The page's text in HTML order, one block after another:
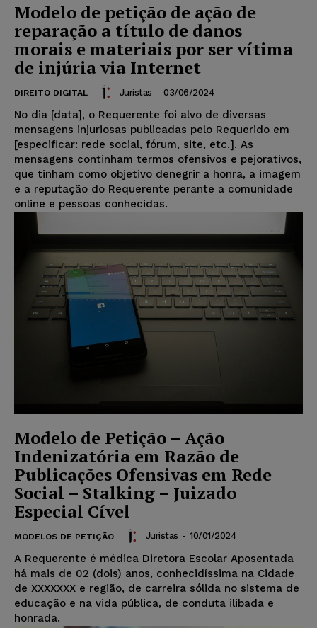
Modelo de petição de ação de
reparação a título de danos
morais e materiais por ser vítima
de injúria via Internet
DIREITO DIGITAL Juristas - 03/06/2024
No dia [data], o Requerente foi alvo de diversas
mensagens injuriosas publicadas pelo Requerido em
[especificar: rede social, fórum, site, etc.]. As
mensagens continham termos ofensivos e pejorativos,
que tinham como objetivo denegrir a honra, a imagem
e a reputação do Requerente perante a comunidade
online e pessoas conhecidas.
Modelo de Petição – Ação
Indenizatória em Razão de
Publicações Ofensivas em Rede
Social – Stalking – Juizado
Especial Cível
MODELOS DE PETIÇÃO Juristas - 10/01/2024
A Requerente é médica Diretora Escolar Aposentada
há mais de 02 (dois) anos, conhecidíssima na Cidade
de XXXXXXX e região, de carreira sólida no sistema de
educação e na vida pública, de conduta ilibada e
honrada.